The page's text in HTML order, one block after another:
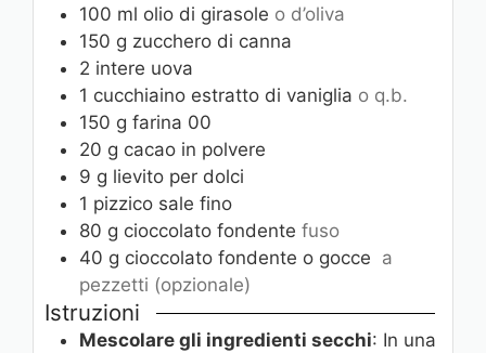
100 ml olio di girasole o d’oliva
150 g zucchero di canna
2 intere uova
1 cucchiaino estratto di vaniglia o q.b.
150 g farina 00
20 g cacao in polvere
9 g lievito per dolci
1 pizzico sale fino
80 g cioccolato fondente fuso
40 g cioccolato fondente o gocce a
pezzetti (opzionale)
Istruzioni
Mescolare gli ingredienti secchi: In una